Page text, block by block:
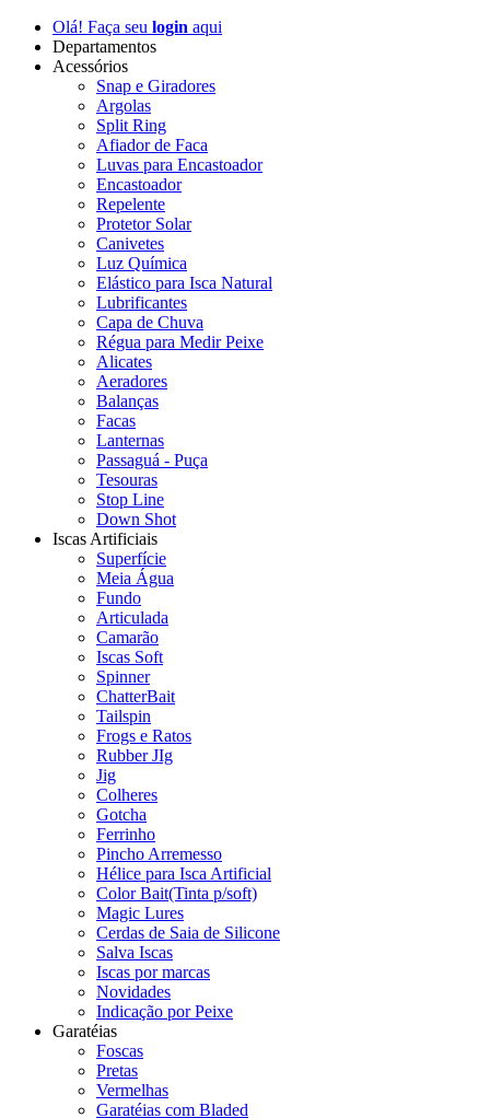
Olá! Faça seu login aqui
Departamentos
Acessórios
Snap e Giradores
Argolas
Split Ring
Afiador de Faca
Luvas para Encastoador
Encastoador
Repelente
Protetor Solar
Canivetes
Luz Química
Elástico para Isca Natural
Lubrificantes
Capa de Chuva
Régua para Medir Peixe
Alicates
Aeradores
Balanças
Facas
Lanternas
Passaguá - Puça
Tesouras
Stop Line
Down Shot
Iscas Artificiais
Superfície
Meia Água
Fundo
Articulada
Camarão
Iscas Soft
Spinner
ChatterBait
Tailspin
Frogs e Ratos
Rubber JIg
Jig
Colheres
Gotcha
Ferrinho
Pincho Arremesso
Hélice para Isca Artificial
Color Bait(Tinta p/soft)
Magic Lures
Cerdas de Saia de Silicone
Salva Iscas
Iscas por marcas
Novidades
Indicação por Peixe
Garatéias
Foscas
Pretas
Vermelhas
Garatéias com Bladed